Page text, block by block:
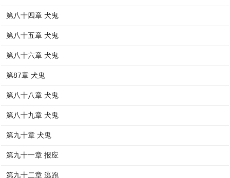
第八十四章 犬鬼
第八十五章 犬鬼
第八十六章 犬鬼
第87章 犬鬼
第八十八章 犬鬼
第八十九章 犬鬼
第九十章 犬鬼
第九十一章 报应
第九十二章 逃跑